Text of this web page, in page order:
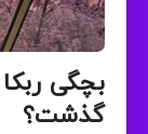
بچگی
گذشت؟